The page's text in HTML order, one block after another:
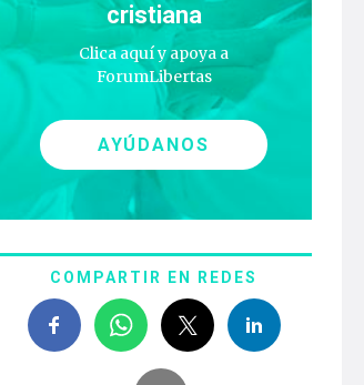
cristiana
Clica aquí y apoya a
ForumLibertas
AYÚDANOS
COMPARTIR EN REDES